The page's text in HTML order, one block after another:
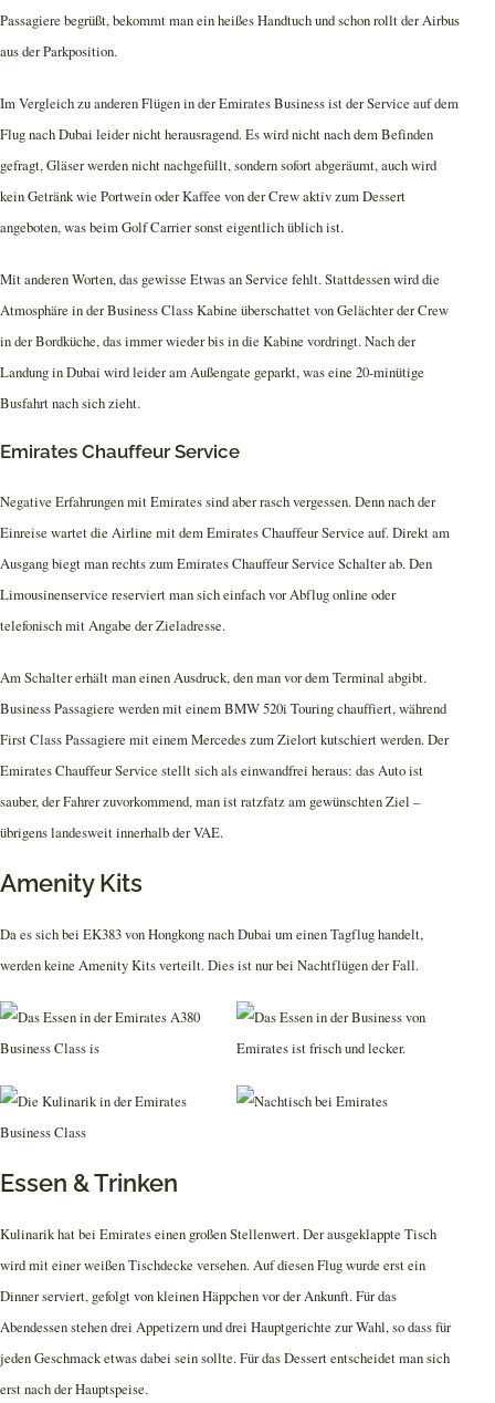
Passagiere begrüßt, bekommt man ein heißes Handtuch und schon rollt der Airbus
aus der Parkposition.
Im Vergleich zu anderen Flügen in der Emirates Business ist der Service auf dem
Flug nach Dubai leider nicht herausragend. Es wird nicht nach dem Befinden
gefragt, Gläser werden nicht nachgefüllt, sondern sofort abgeräumt, auch wird
kein Getränk wie Portwein oder Kaffee von der Crew aktiv zum Dessert
angeboten, was beim Golf Carrier sonst eigentlich üblich ist.
Mit anderen Worten, das gewisse Etwas an Service fehlt. Stattdessen wird die
Atmosphäre in der Business Class Kabine überschattet von Gelächter der Crew
in der Bordküche, das immer wieder bis in die Kabine vordringt. Nach der
Landung in Dubai wird leider am Außengate geparkt, was eine 20-minütige
Busfahrt nach sich zieht.
Emirates Chauffeur Service
Negative Erfahrungen mit Emirates sind aber rasch vergessen. Denn nach der
Einreise wartet die Airline mit dem Emirates Chauffeur Service auf. Direkt am
Ausgang biegt man rechts zum Emirates Chauffeur Service Schalter ab. Den
Limousinenservice reserviert man sich einfach vor Abflug online oder
telefonisch mit Angabe der Zieladresse.
Am Schalter erhält man einen Ausdruck, den man vor dem Terminal abgibt.
Business Passagiere werden mit einem BMW 520i Touring chauffiert, während
First Class Passagiere mit einem Mercedes zum Zielort kutschiert werden. Der
Emirates Chauffeur Service stellt sich als einwandfrei heraus: das Auto ist
sauber, der Fahrer zuvorkommend, man ist ratzfatz am gewünschten Ziel –
übrigens landesweit innerhalb der VAE.
Amenity Kits
Da es sich bei EK383 von Hongkong nach Dubai um einen Tagflug handelt,
werden keine Amenity Kits verteilt. Dies ist nur bei Nachtflügen der Fall.
Essen & Trinken
Kulinarik hat bei Emirates einen großen Stellenwert. Der ausgeklappte Tisch
wird mit einer weißen Tischdecke versehen. Auf diesen Flug wurde erst ein
Dinner serviert, gefolgt von kleinen Häppchen vor der Ankunft. Für das
Abendessen stehen drei Appetizern und drei Hauptgerichte zur Wahl, so dass für
jeden Geschmack etwas dabei sein sollte. Für das Dessert entscheidet man sich
erst nach der Hauptspeise.